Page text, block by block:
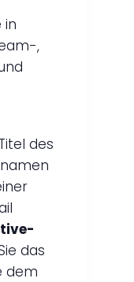
in
,
des
das
dem